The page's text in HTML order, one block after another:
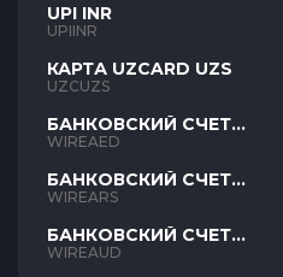
UPI INR
UPIINR
КАРТА UZCARD UZS
UZCUZS
БАНКОВСКИЙ СЧЕТ
AED
WIREAED
БАНКОВСКИЙ СЧЕТ
ARS
WIREARS
БАНКОВСКИЙ СЧЕТ
AUD
WIREAUD